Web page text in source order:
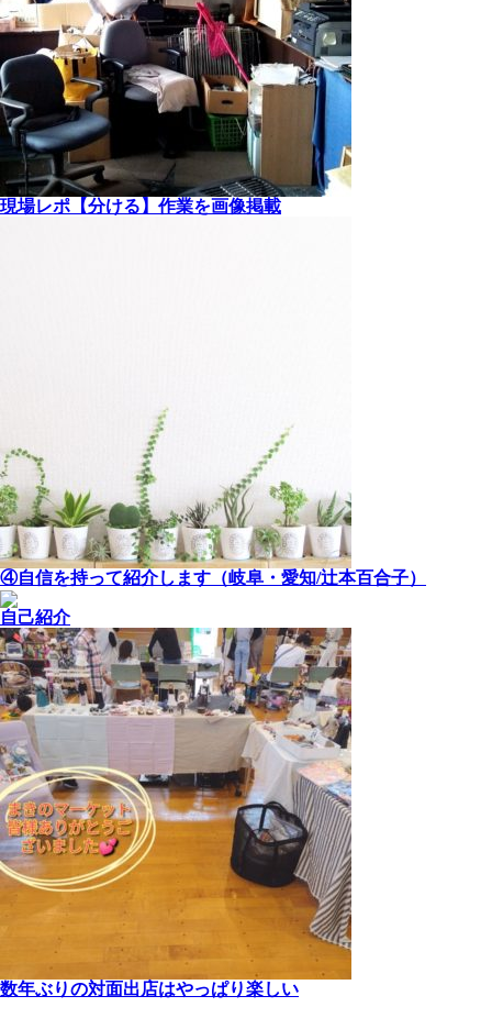
現場レポ【分ける】作業を画像掲載
④自信を持って紹介します（岐阜・愛知/辻本百合子）
自己紹介
数年ぶりの対面出店はやっぱり楽しい